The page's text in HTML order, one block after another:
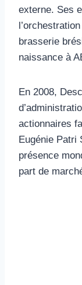
externe. Ses
brasserie
naissance à
En 2008,
actionnaires
Eugénie Patri
présence
part de